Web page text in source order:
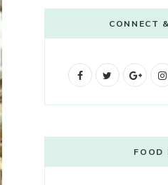
CONNECT
F
b
t
G
g
l
I
FOOD